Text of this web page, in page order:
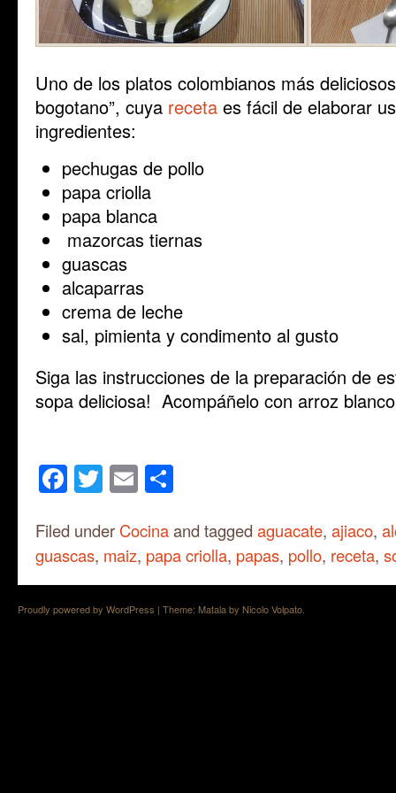
Uno de los platos colombianos más
bogotano”, cuya receta es fácil de elaborar
ingredientes:
pechugas de pollo
papa criolla
papa blanca
mazorcas tiernas
guascas
alcaparras
crema de leche
sal, pimienta y condimento al gusto
Siga las instrucciones de la preparación de
sopa deliciosa! Acompáñelo con arroz
Facebook
Twitter
Email
Filed under Cocinaand tagged aguacate, ajiaco,
guascas, maiz, papa criolla, papas, pollo, receta,
Proudly powered by WordPress | Theme: Matala by Nicolo Volpato